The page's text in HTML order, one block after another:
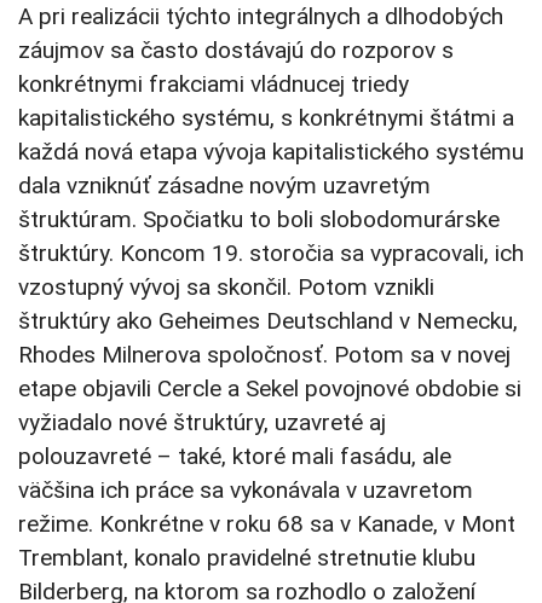
A pri realizácii týchto integrálnych a dlhodobých
záujmov sa často dostávajú do rozporov s
konkrétnymi frakciami vládnucej triedy
kapitalistického systému, s konkrétnymi štátmi a
každá nová etapa vývoja kapitalistického systému
dala vzniknúť zásadne novým uzavretým
štruktúram. Spočiatku to boli slobodomurárske
štruktúry. Koncom 19. storočia sa vypracovali, ich
vzostupný vývoj sa skončil. Potom vznikli
štruktúry ako Geheimes Deutschland v Nemecku,
Rhodes Milnerova spoločnosť. Potom sa v novej
etape objavili Cercle a Sekel povojnové obdobie si
vyžiadalo nové štruktúry, uzavreté aj
polouzavreté – také, ktoré mali fasádu, ale
väčšina ich práce sa vykonávala v uzavretom
režime. Konkrétne v roku 68 sa v Kanade, v Mont
Tremblant, konalo pravidelné stretnutie klubu
Bilderberg, na ktorom sa rozhodlo o založení